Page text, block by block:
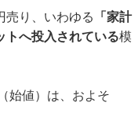
り、いわゆる
「家計
トへ投入されている模
始値）は、およそ